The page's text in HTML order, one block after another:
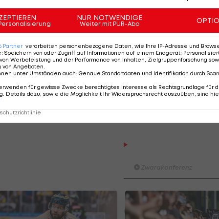
dominierte, war schon in Oberstdorf (41.) und
ohne Weltcup-Punkte geblieben.
Winter allgemein zu kämpfen. Im Gesamtweltcup
und Dawid Kubacki auf Platz 37 liegen noch weiter
Pole auf Rang 22 klassiert.
Am Stammtisch bei Andy
Knett
Stammtisch
NUR NOTWENDIGE
Weiter mit PUR-Abo
Partner verarbeiten personenbezogene Daten, wie Ihre IP-Adresse und
: Speichern von oder Zugriff auf Informationen auf einem Endgerät;
Werbeleistung und der Performance von Inhalten, Zielgruppenforschung
von Angeboten
unter Umständen auch: Genaue Standortdaten und Identifikation durch
für gewisse Zwecke berechtigtes Interesse als Rechtsgrundlage für
Details dazu, sowie die Möglichkeit Ihr Widerspruchsrecht auszuüben, sind